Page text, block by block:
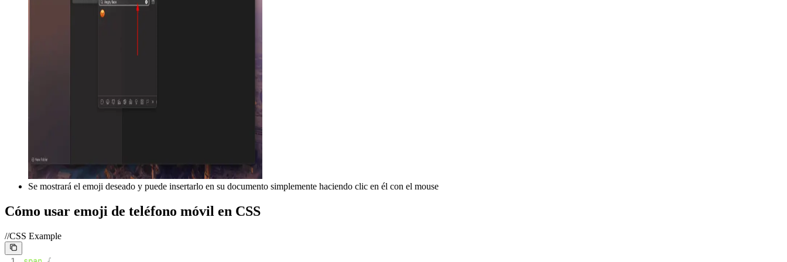
Se mostrará el emoji deseado y puede insertarlo en su documento simplemente haciendo clic en él con el mouse
Cómo usar emoji de teléfono móvil en CSS
//CSS Example